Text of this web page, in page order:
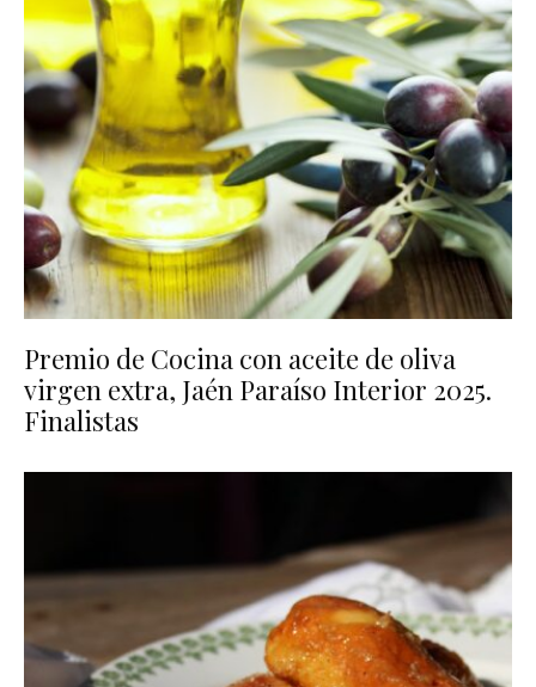
Premio de Cocina con aceite de oliva
virgen extra, Jaén Paraíso Interior 2025.
Finalistas